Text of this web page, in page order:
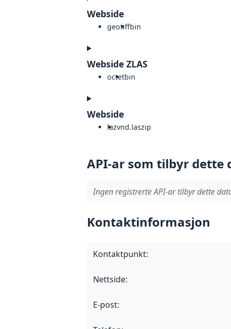
Webside
geotiffbin
Webside ZLAS
octetbin
Webside
lazvnd.laszip
API-ar som tilbyr dette
Ingen registrerte API-ar tilbyr dette
Kontaktinformasjon
Kontaktpunkt:
Nettside:
E-post: